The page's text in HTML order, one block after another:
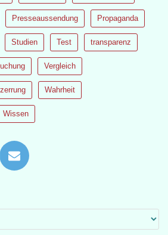
Presseaussendung Propaganda
Studien Test transparenz
Vergleich
Wahrheit
Wissen